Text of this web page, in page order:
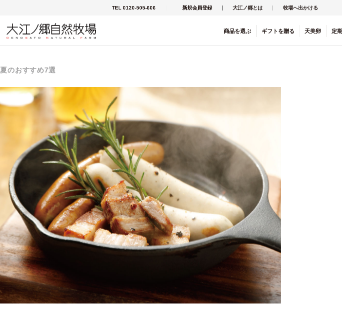
TEL 0120-505-606 新規会員登録 大江ノ郷とは 牧場へ出かける
商品を選ぶ ギフト を贈る 天美卵 定
夏のおすすめ7選